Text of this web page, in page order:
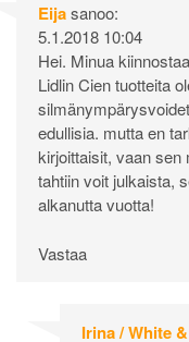
Eijasanoo:
5.1.2018 10:04
Hei. Minua
Lidlin Cien tuotteita
edullisia. mutta en
kirjoittaisit, vaan
tahtiin voit julkaista,
alkanutta vuotta!
Vastaa
Irina / White